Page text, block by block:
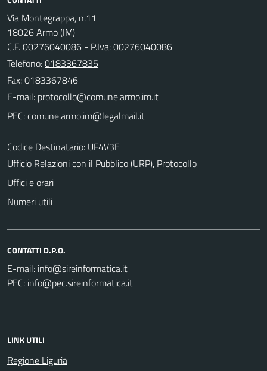
Via Montegrappa, n.11
18026 Armo (IM)
C.F. 00276040086 - P.Iva: 00276040086
Telefono:0183367835
Fax: 0183367846
E-mail:
PEC:
Codice Destinatario: UF4V3E
Ufficio Relazioni con il Pubblico (URP), Protocollo
Uffici e orari
Numeri utili
CONTATTI D.P.O.
E-mail:
PEC:
LINK UTILI
Regione Liguria